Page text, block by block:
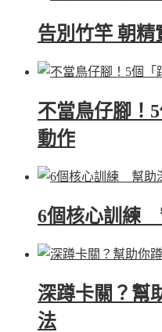
告別竹竿 朝精
不當鳥仔腳！
動作
6個核心訓練
深蹲卡關？幫
法